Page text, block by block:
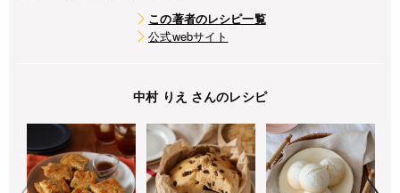
この著者のレシピ一覧
公式webサイト
中村 りえ さんのレシピ